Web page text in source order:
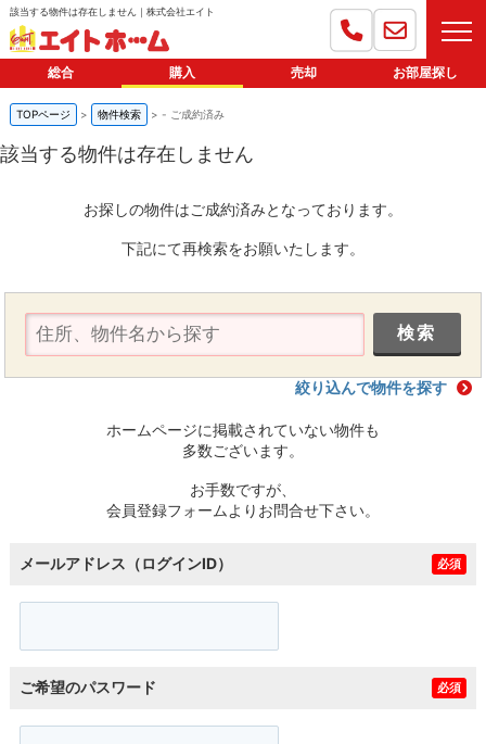
該当する物件は存在しません｜株式会社エイト
総合 購入 売却 お部屋探し
TOPページ 物件検索 - ご成約済み
該当する物件は存在しません
お探しの物件はご成約済みとなっております。
下記にて再検索をお願いたします。
絞り込んで物件を探す
ホームページに掲載されていない物件も
多数ございます。
お手数ですが、
会員登録フォームよりお問合せ下さい。
メールアドレス（ログインID） 必須
ご希望のパスワード 必須